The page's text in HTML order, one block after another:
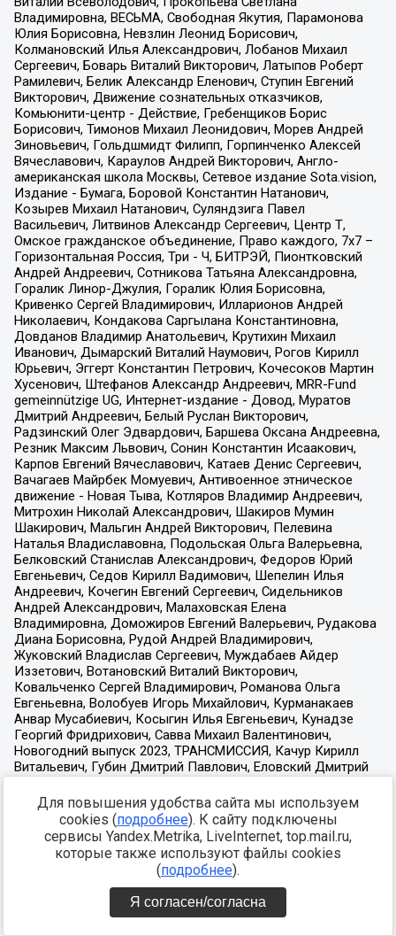
Для повышения удобства сайта мы используем
cookies (подробнее). К сайту подключены
сервисы Yandex.Metrika, LiveInternet, top.mail.ru,
которые также используют файлы cookies
(подробнее).
Я согласен/согласна